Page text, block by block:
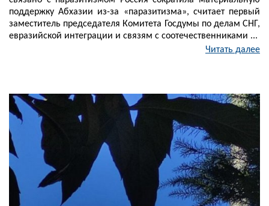
поддержку Абхазии из-за «паразитизма», считает первый
заместитель председателя Комитета Госдумы по делам СНГ,
евразийской интеграции и связям с соотечественниками ...
Читать далее